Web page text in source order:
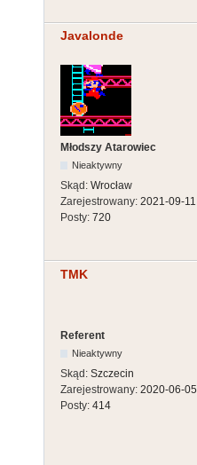
Javalonde
Młodszy Atarowiec
Nieaktywny
Skąd: Wrocław
Zarejestrowany: 2021-09-11
Posty: 720
TMK
Referent
Nieaktywny
Skąd: Szczecin
Zarejestrowany: 2020-06-05
Posty: 414